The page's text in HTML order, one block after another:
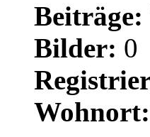
Beiträge:
Bilder: 0
Wohnort: